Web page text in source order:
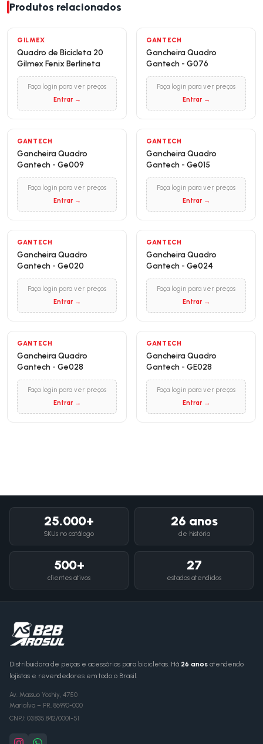
Produtos relacionados
NOVO
GILMEX
Quadro de Bicicleta 20
Gilmex Fenix Berlineta
Faça login para ver preços
Entrar →
GANTECH
Gancheira Quadro
Gantech - G076
Faça login para ver preços
Entrar →
GANTECH
Gancheira Quadro
Gantech - Ge009
Faça login para ver preços
Entrar →
GANTECH
Gancheira Quadro
Gantech - Ge015
Faça login para ver preços
Entrar →
GANTECH
Gancheira Quadro
Gantech - Ge020
Faça login para ver preços
Entrar →
GANTECH
Gancheira Quadro
Gantech - Ge024
Faça login para ver preços
Entrar →
GANTECH
Gancheira Quadro
Gantech - Ge028
Faça login para ver preços
Entrar →
GANTECH
Gancheira Quadro
Gantech - GE028
Faça login para ver preços
Entrar →
25.000+
SKUs no catálogo
26 anos
de história
500+
clientes ativos
27
estados atendidos
Distribuidora de peças e acessórios para bicicletas. Há 26 anos atendendo
lojistas e revendedores em todo o Brasil.
Av. Massuo Yoshiy, 4750
Marialva – PR, 86990-000
CNPJ: 03.835.842/0001-51